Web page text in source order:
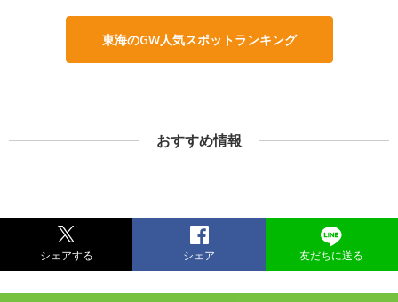
東海のGW人気スポットランキング
おすすめ情報
シェアする シェア 友だちに送る